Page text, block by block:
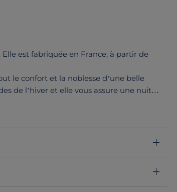
est fabriquée en France, à partir de
le confort et la noblesse d’une belle
de l’hiver et elle vous assure une nuit